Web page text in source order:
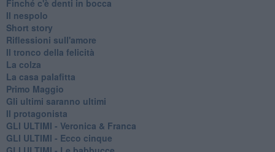
Finché c'è denti in bocca
Il nespolo
Short story
Riflessioni sull'amore
Il tronco della felicità
La colza
La casa palafitta
Primo Maggio
Gli ultimi saranno ultimi
Il protagonista
GLI ULTIMI - Veronica & Franca
GLI ULTIMI - Ecco cinque